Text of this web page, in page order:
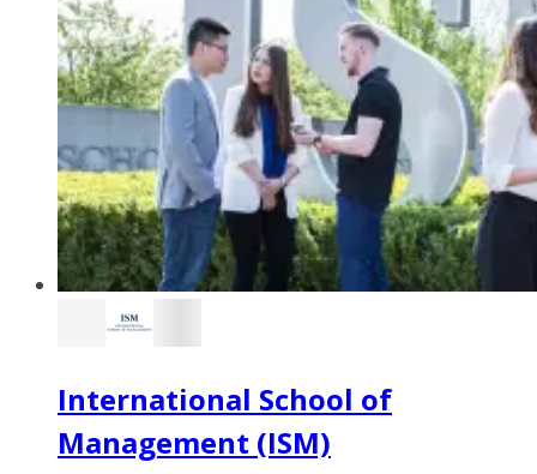
International School of
Management (ISM)